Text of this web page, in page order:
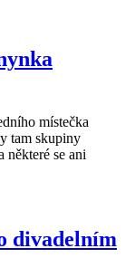
místečka
tam skupiny
se ani
divadelním